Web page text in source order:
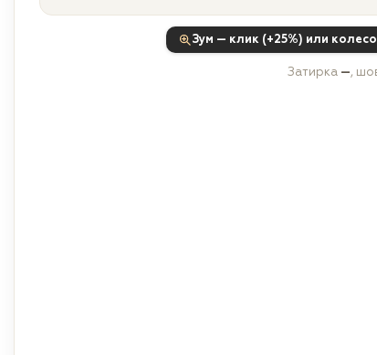
Зум — клик (+25%) или
Затирка —,